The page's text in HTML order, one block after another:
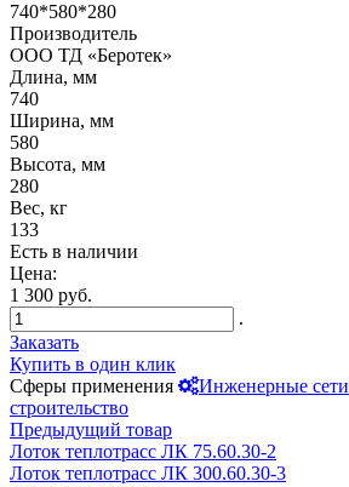
740*580*280
Производитель
ООО ТД «Беротек»
Длина, мм
740
Ширина, мм
580
Высота, мм
280
Вес, кг
133
Есть в наличии
Цена:
1 300 руб.
.
Заказать
Купить в один клик
Сферы применения
Инженерные сети
строительство
Предыдущий товар
Лоток теплотрасс ЛК 75.60.30-2
Лоток теплотрасс ЛК 300.60.30-3